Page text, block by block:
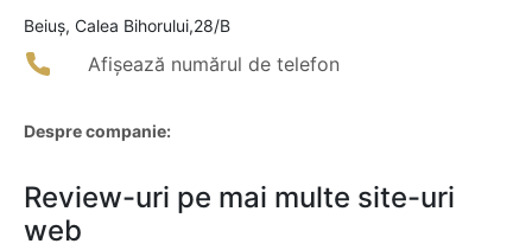
Beiuş, Calea Bihorului,28/B
Afișează numărul de telefon
Despre companie:
Review-uri pe mai multe site-uri
web